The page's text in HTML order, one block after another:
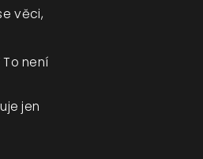
věci,
není
jen